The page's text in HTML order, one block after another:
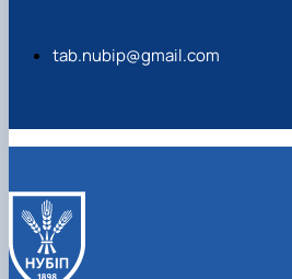
tab.nubip@gmail.com